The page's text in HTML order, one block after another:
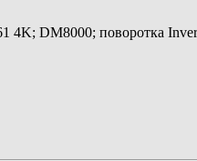
DM8000; поворотка